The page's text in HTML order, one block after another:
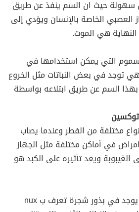
سهولة حيث ان السم ينفذ عن طريق
العصبي الخاصة بالإنسان ويؤدي إلى
هي الموت.
التي يمكن استخدامها في
توجد في بعض النباتات مثل الخروع
بهذا السم عن طريق ابتلاعه بواسطة
مختلفة من الفطر وعندما يصاب
في أماكن مختلفة مثل الجهاز
ويعد تأثيره على الكبد هو
هو عبارة عن سم نباتي يوجد في بذور شجرة تعرف ب nux